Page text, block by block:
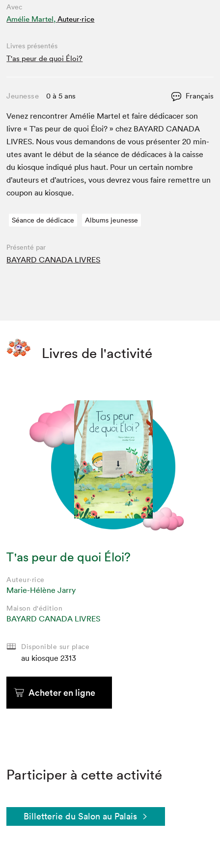
Avec
Amélie Martel, Auteur·rice
Livres présentés
T'as peur de quoi Éloi?
Jeunesse 0 à 5 ans Français
Venez ren­con­tr­er Amélie Mar­tel et faire dédi­cac­er son
livre « T’as peur de quoi Éloi? » chez BAYARD CANA­DA
LIVRES. Nous vous deman­dons de vous présen­ter20 min­
utes avant le début de la séance de dédi­caces à la caisse
du kiosque indiqué plus haut. Pour un cer­tain nom­bre
d’auteurs et d’autrices, vous devrez vous faire remet­tre un
coupon au kiosque.
Séance de dédicace Albums jeunesse
Présenté par
BAYARD CANADA LIVRES
Livres de l'activité
T'as peur de quoi Éloi?
Auteur·rice
Marie-Hélène Jarry
Maison d'édition
BAYARD CANADA LIVRES
Disponible sur place
au kiosque 2313
Acheter en ligne
Participer à cette activité
Billetterie du Salon au Palais